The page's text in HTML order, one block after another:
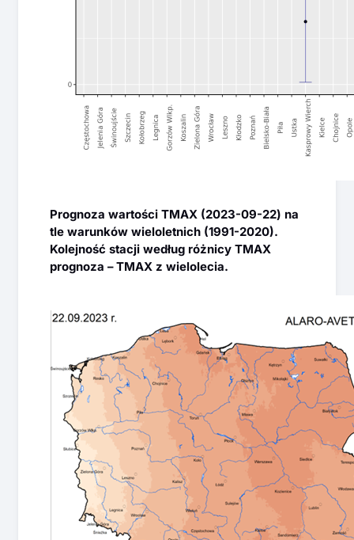
Prognoza wartości TMAX (2023-09-22) na
tle warunków wieloletnich (1991-2020).
Kolejność stacji według różnicy TMAX
prognoza – TMAX z wielolecia.